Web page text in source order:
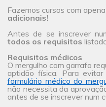
Fazemos cursos com
adicionais!
Antes de se inscrever
todos os requisitos
Requisitos médicos
O mergulho com garrafa
aptidão física. Para
formulário médico do
não necessita da
antes de se inscrever num